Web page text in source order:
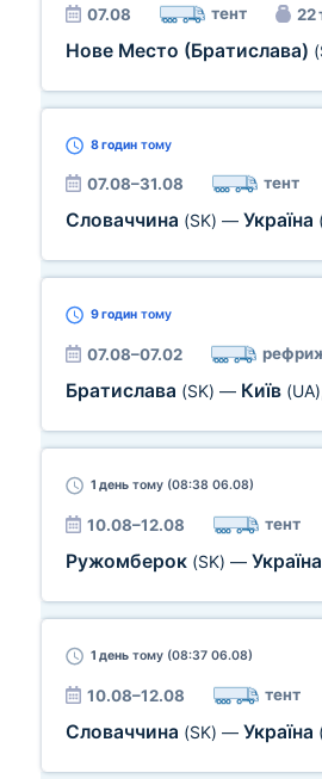
07.08 тент 22
Нове Место (Братислава)
8 годин тому
07.08–31.08 тент
Словаччина (SK) — Україна
9 годин тому
07.08–07.02
Братислава (SK) — Київ (UA)
1 день тому (08:38 06.08)
10.08–12.08 тент
Ружомберок (SK) — Україна
1 день тому (08:37 06.08)
10.08–12.08 тент
Словаччина (SK) — Україна